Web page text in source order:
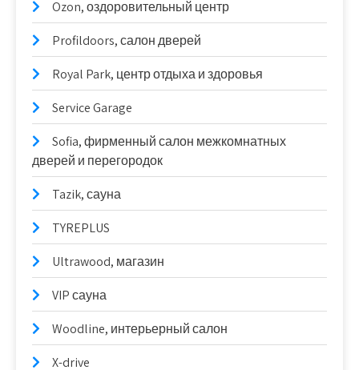
Ozon, оздоровительный центр
Profildoors, салон дверей
Royal Park, центр отдыха и здоровья
Service Garage
Sofia, фирменный салон межкомнатных
дверей и перегородок
Tazik, сауна
TYREPLUS
Ultrawood, магазин
VIP сауна
Woodline, интерьерный салон
X-drive